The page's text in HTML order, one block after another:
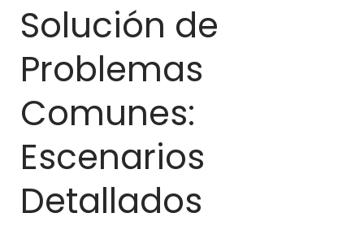
Solución de
Problemas
Comunes:
Escenarios
Detallados